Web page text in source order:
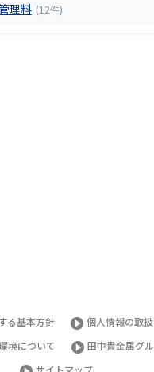
理料 (12件)
る基本方針 個人情報の取
境について 田中貴金属グ
サイトマップ